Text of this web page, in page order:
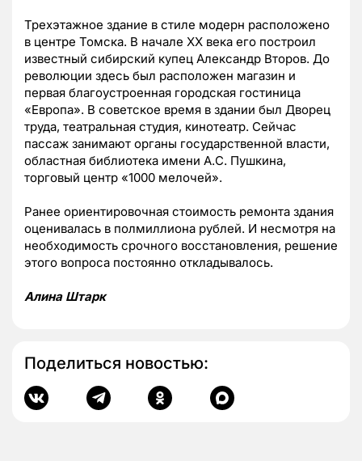
Трехэтажное здание в стиле модерн расположено
в центре Томска. В начале ХХ века его построил
известный сибирский купец Александр Второв. До
революции здесь был расположен магазин и
первая благоустроенная городская гостиница
«Европа». В советское время в здании был Дворец
труда, театральная студия, кинотеатр. Сейчас
пассаж занимают органы государственной власти,
областная библиотека имени А.С. Пушкина,
торговый центр «1000 мелочей».
Ранее ориентировочная стоимость ремонта здания
оценивалась в полмиллиона рублей. И несмотря на
необходимость срочного восстановления, решение
этого вопроса постоянно откладывалось.
Алина Штарк
Поделиться новостью: